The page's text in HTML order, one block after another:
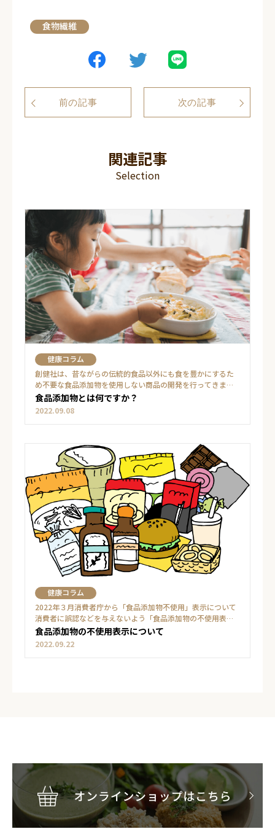
食物繊維
前の記事 次の記事
関連記事
Selection
健康コラム
創健社は、昔ながらの伝統的食品以外にも食を豊かにするた
め不要な食品添加物を使用しない商品の開発を行ってきまし
た。まずは食品添加物とは何なのか？をご説明していきま
す。
食品添加物とは何ですか？
2022.09.08
健康コラム
2022年３月消費者庁から「食品添加物不使用」表示について
消費者に誤認などを与えないよう「食品添加物の不使用表示
に関するガイドライン」が発表されました。（猶予期間終了2
024年3月31日）
食品添加物の不使用表示について
2022.09.22